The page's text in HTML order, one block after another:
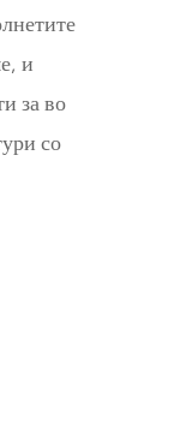
и
за во
со